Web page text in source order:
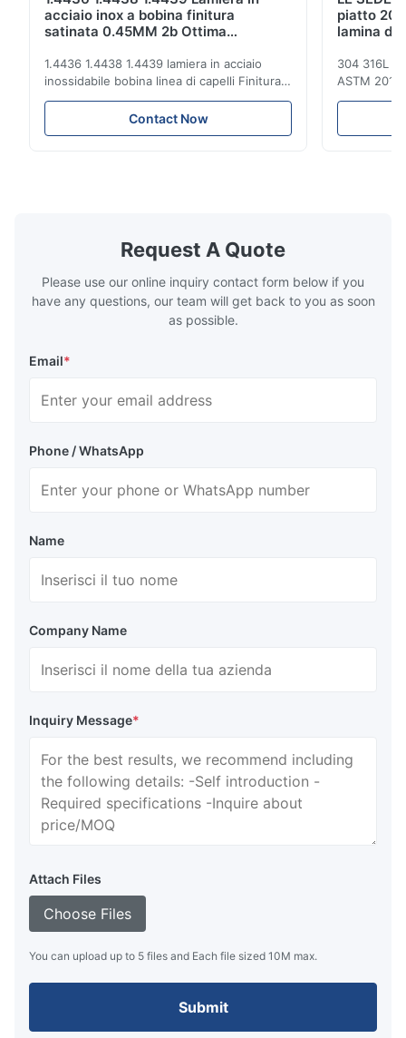
acciaio inox a bobina finitura
satinata 0.45MM 2b Ottima
1.4436 1.4438 1.4439 lamiera in acciaio
inossidabile bobina linea di capelli Finitura
0.45MM 2b eccellente resistenza alla
corrosione L'acciaio inossidabile è un tipo
di materiale con luminosità vicina alla
Contact Now
piatto
lamina di
304 316L
ASTM 201
di Inox 4x8
acciaio
Request A Quote
Please use our online inquiry contact form below if you
have any questions, our team will get back to you as soon
as possible.
Email*
Phone / WhatsApp
Name
Company Name
Inquiry Message*
Attach Files
Choose Files
You can upload up to 5 files and Each file sized 10M max.
Submit